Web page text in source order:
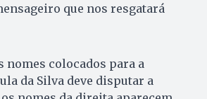
que nos resgatará
nomes colocados para a
da Silva deve disputar a